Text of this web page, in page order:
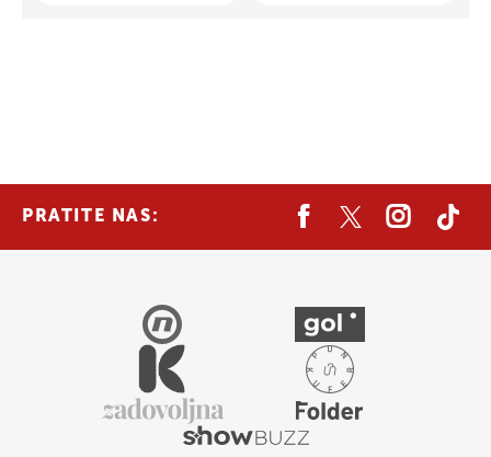
PRATITE NAS: